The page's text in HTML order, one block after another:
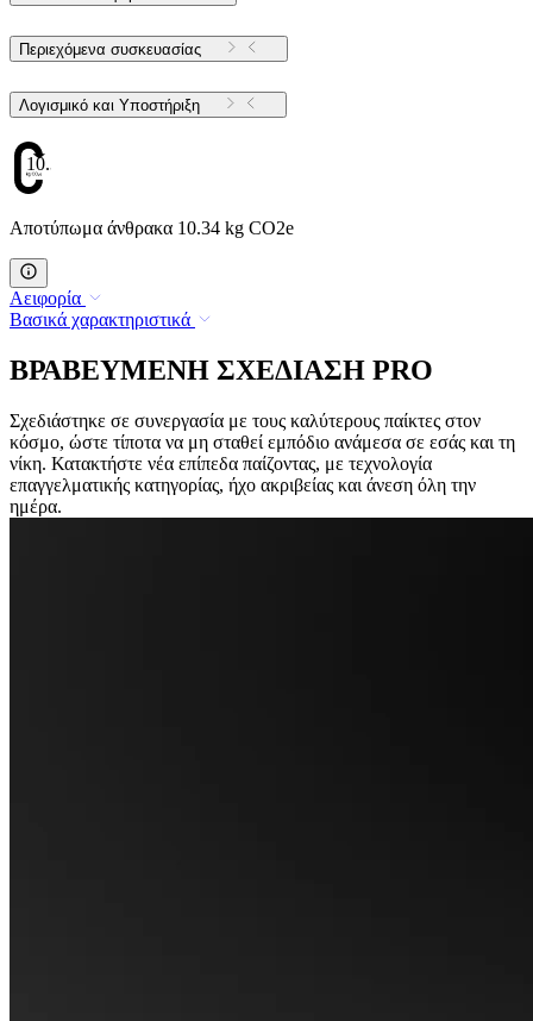
Περιεχόμενα συσκευασίας
Λογισμικό και Υποστήριξη
10.34
Αποτύπωμα άνθρακα 10.34 kg CO2e
Αειφορία
Βασικά χαρακτηριστικά
ΒΡΑΒΕΥΜΕΝΗ ΣΧΕΔΙΑΣΗ PRO
Σχεδιάστηκε σε συνεργασία με τους καλύτερους παίκτες στον
κόσμο, ώστε τίποτα να μη σταθεί εμπόδιο ανάμεσα σε εσάς και τη
νίκη. Κατακτήστε νέα επίπεδα παίζοντας, με τεχνολογία
επαγγελματικής κατηγορίας, ήχο ακριβείας και άνεση όλη την
ημέρα.